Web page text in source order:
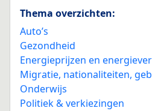
Thema overzichten:
Auto’s
Gezondheid
Energieprijzen en
Migratie, nationaliteiten,
Onderwijs
Politiek & verkiezingen